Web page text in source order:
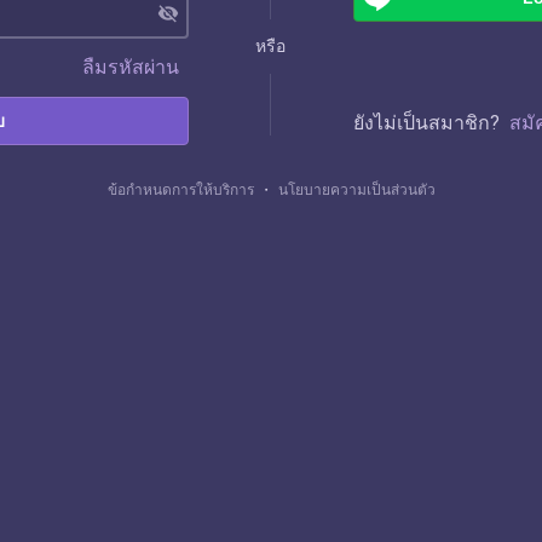
visibility_off
ลืมรหัสผ่าน
หรือ
ยังไม่เป็นสมาชิก? สมั
ข้อกำหนดการให้บริการ ・ นโยบายความเป็นส่วนตัว